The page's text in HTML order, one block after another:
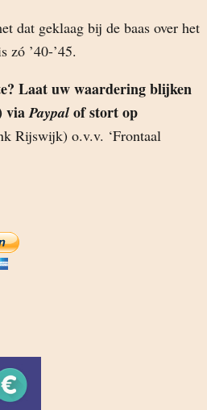
dat geklaag bij de baas over het
zó ’40-’45.
Laat uw waardering blijken
viaPaypal of stort op
Rijswijk) o.v.v. ‘Frontaal